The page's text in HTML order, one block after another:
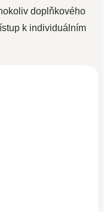
doplňkového
k individuálním